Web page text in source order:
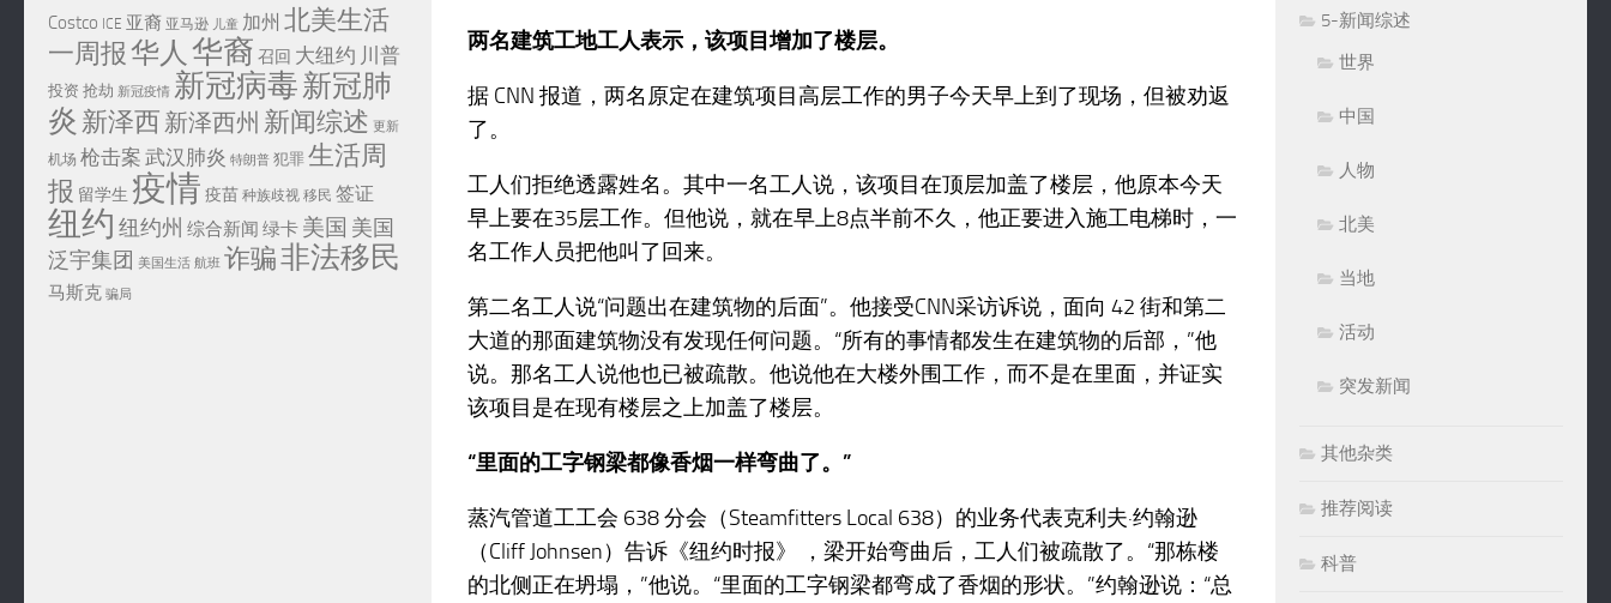
两名建筑工地工人表示，该项目增加了楼层。
据 CNN 报道，两名原定在建筑项目高层工作的男子今天早上到了现场，但被劝返
了。
工人们拒绝透露姓名。其中一名工人说，该项目在顶层加盖了楼层，他原本今天
早上要在35层工作。但他说，就在早上8点半前不久，他正要进入施工电梯时，一
名工作人员把他叫了回来。
第二名工人说“问题出在建筑物的后面”。他接受CNN采访诉说，面向 42 街和第二
大道的那面建筑物没有发现任何问题。“所有的事情都发生在建筑物的后部，”他
说。那名工人说他也已被疏散。他说他在大楼外围工作，而不是在里面，并证实
该项目是在现有楼层之上加盖了楼层。
“里面的工字钢梁都像香烟一样弯曲了。”
蒸汽管道工工会 638 分会（Steamfitters Local 638）的业务代表克利夫·约翰逊
（Cliff Johnsen）告诉《纽约时报》 ，梁开始弯曲后，工人们被疏散了。“那栋楼
的北侧正在坍塌，”他说。“里面的工字钢梁都弯成了香烟的形状。”约翰逊说：“总
Costco ICE 亚裔 亚马逊 儿童 加州 北美生活
一周报 华人 华裔 召回 大纽约 川普
投资 抢劫 新冠疫情 新冠病毒新冠肺
炎 新泽西 新泽西州 新闻综述 更新
机场 枪击案 武汉肺炎 特朗普 犯罪 生活周
报 留学生 疫情 疫苗 种族歧视 移民 签证
纽约 纽约州 综合新闻 绿卡 美国 美国
泛宇集团 美国生活 航班 诈骗非法移民
马斯克 骗局
5-新闻综述
世界
中国
人物
北美
当地
活动
突发新闻
其他杂类
推荐阅读
科普